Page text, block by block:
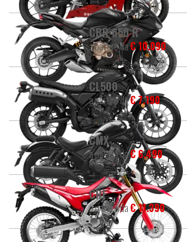
CBR 650 R
a partire da€ 10.090
CL500
a partire da€ 7.190
CMX
a partire da€ 6.490
CRF
a partire da€ 11.390